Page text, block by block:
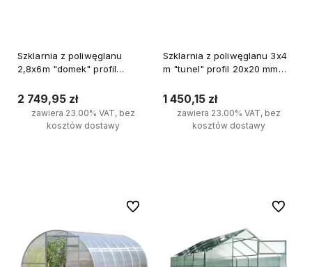
Szklarnia z poliwęglanu
2,8x6m "domek" profil
2 749,95 zł
zawiera 23.00% VAT, bez
kosztów dostawy
Szklarnia z poliwęglanu 3x4
m "tunel" profil 20x20 mm
1 450,15 zł
zawiera 23.00% VAT, bez
kosztów dostawy
Do ulubionych Do